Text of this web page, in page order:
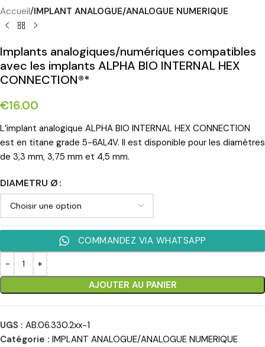
Accueil IMPLANT ANALOGUE/ANALOGUE NUMERIQUE
Implants analogiques/numériques compatibles
avec les implants ALPHA BIO INTERNAL HEX
CONNECTION®*
€16.00
L’implant analogique ALPHA BIO INTERNAL HEX CONNECTION
est en titane grade 5-6AL4V. Il est disponible pour les diamètres
de 3,3 mm, 3,75 mm et 4,5 mm.
DIAMETRU Ø
AJOUTER AU PANIER
COMMANDEZ VIA WHATSAPP
UGS : AB.06.330.2xx-1
Catégorie : IMPLANT ANALOGUE/ANALOGUE NUMERIQUE